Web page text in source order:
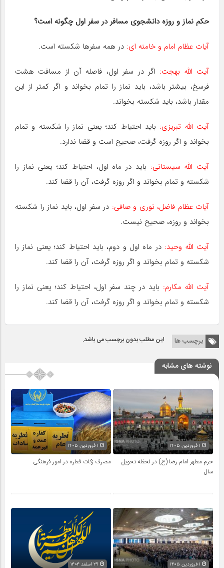
حکم نماز و روزه دانشجوی مسافر در سفر اول چگونه است؟
آیات عظام امام و خامنه ای: در همه سفرها شکسته است.
آیت اللّه بهجت: اگر در سفر اول، فاصله آن از مسافت هشت
فرسخ، بیشتر باشد، باید نماز را تمام بخواند و اگر کمتر از این
مقدار باشد، باید شکسته بخواند.
آیت اللّه تبریزی: باید احتیاط کند؛ یعنی نماز را شکسته و تمام
بخواند و اگر روزه گرفت، صحیح است و قضا ندارد.
آیت اللّه سیستانی: باید در ماه اول، احتیاط کند؛ یعنی نماز را
شکسته و تمام بخواند و اگر روزه گرفت، آن را قضا کند.
آیات عظام فاضل، نوری و صافی: در سفر اول، باید نماز را شکسته
بخواند و روزه، صحیح نیست.
آیت اللّه وحید: در ماه اول و دوم، باید احتیاط کند؛ یعنی نماز را
شکسته و تمام بخواند و اگر روزه گرفت، آن را قضا کند.
آیت اللّه مکارم: باید در چند سفر اول، احتیاط کند؛ یعنی نماز را
شکسته و تمام بخواند و اگر روزه گرفت، آن را قضا کند.
برچسب ها این مطلب بدون برچسب می باشد.
نوشته های مشابه
حرم مطهر امام رضا (ع) در لحظه تحویل
سال
مصرف زکات فطره در امور فرهنگی